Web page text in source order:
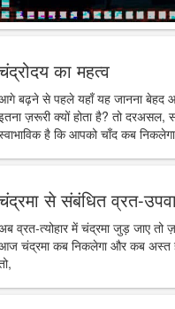
का महत्व
बढ़ने से पहले यहाँ यह जानना बेहद
ज़रूरी क्यों होता है? तो दरअसल,
है कि आपको चाँद कब
से संबंधित व्रत-
व्रत-त्योहार में चंद्रमा जुड़ जाए
चंद्रमा कब निकलेगा और कब अस्त